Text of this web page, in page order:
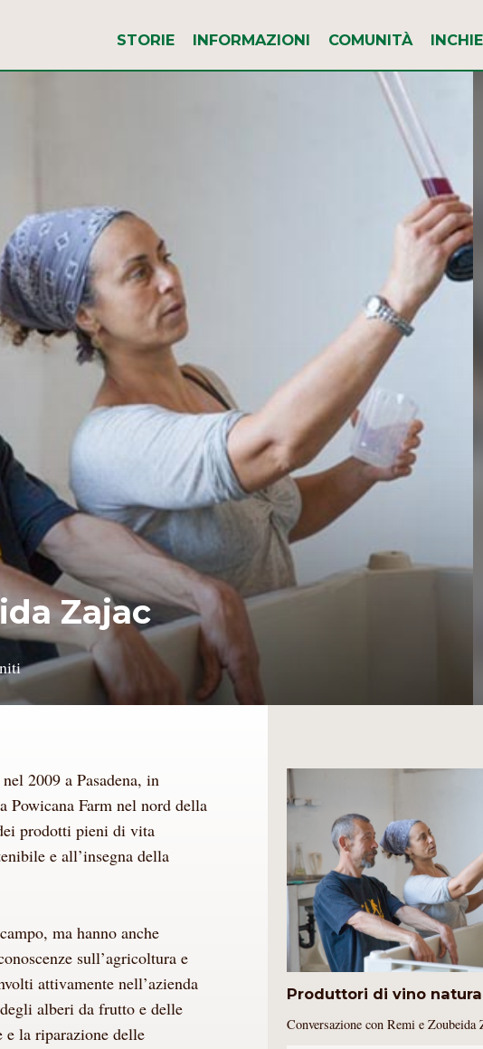
STORIE INFORMAZIONI COMUNITÀ
Zajac
2009 a Pasadena, in
Powicana Farm nel nord della
prodotti pieni di vita
e all’insegna della
ma hanno anche
sull’agricoltura e
attivamente nell’azienda
alberi da frutto e delle
e la riparazione delle
Produttori di vino
Conversazione con Remi e Zoubeida